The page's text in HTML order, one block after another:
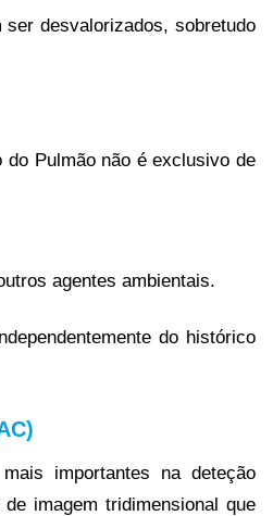
desvalorizados, sobretudo
Pulmão não é exclusivo de
agentes ambientais.
do histórico
importantes na deteção
imagem tridimensional que